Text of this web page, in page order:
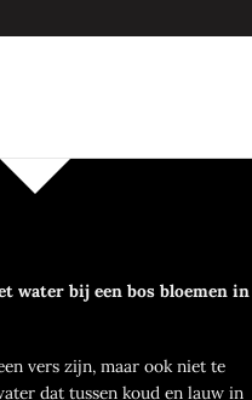
water bij een bos bloemen in
vers zijn, maar ook niet te
dat tussen koud en lauw in